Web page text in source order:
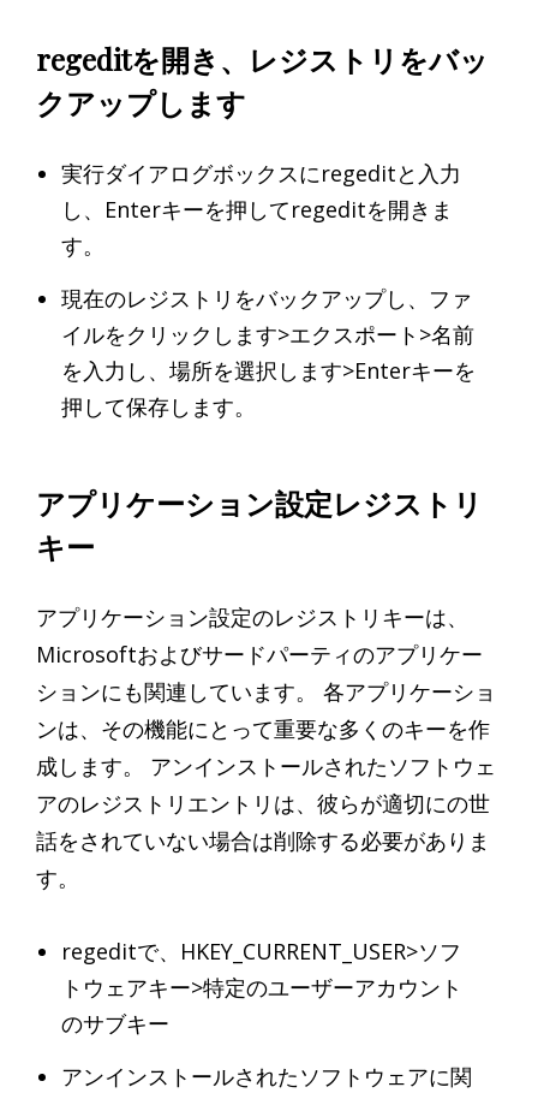
regeditを開き、レジストリをバッ
クアップします
実行ダイアログボックスにregeditと入力
し、Enterキーを押してregeditを開きま
す。
現在のレジストリをバックアップし、ファ
イルをクリックします>エクスポート>名前
を入力し、場所を選択します>Enterキーを
押して保存します。
アプリケーション設定レジストリ
キー
アプリケーション設定のレジストリキーは、
Microsoftおよびサードパーティのアプリケー
ションにも関連しています。 各アプリケーショ
ンは、その機能にとって重要な多くのキーを作
成します。 アンインストールされたソフトウェ
アのレジストリエントリは、彼らが適切にの世
話をされていない場合は削除する必要がありま
す。
regeditで、HKEY_CURRENT_USER>ソフ
トウェアキー>特定のユーザーアカウント
のサブキー
アンインストールされたソフトウェアに関